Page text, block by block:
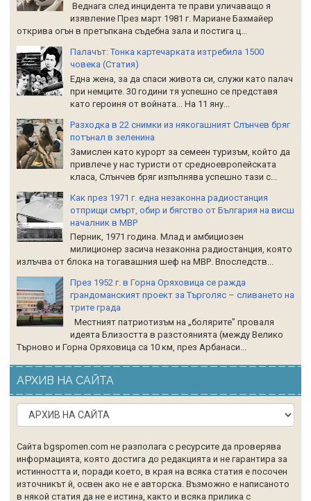
Веднага след инцидента те прави уличаващо я
изявление През март 1981 г. Мариане Бахмайер
открива огън в претъпкана съдебна зала и постига ц...
Палачът: Тонка картечарката изтребила 1500
човека (Статия)
Една жена, за да спаси живота си, служи като палач
при немците. 30 години тя успешно се представя
като героиня от войната... На 11 яну...
Разходка в 22 снимки из някогашният Слънчев бряг
потънал в зеленина
Замислен като курорт за семеен туризъм, който да
привлече у нас туристи от средноевропейската
класа, Слънчев бряг изпълнява успешно тази с...
Как през 1971 г. една незаконна радиостанция
отприщи смърт, обир и бягство от България на висш
началник в МВР
Перник, 1971 година. Млад и амбициозен
милиционер засича незаконна радиостанция, която
излъчва от блока на тогавашния шеф на МВР. Впоследств...
През 1952 г. в Горна Оряховица се ражда
грандоманският проект за Търголяс – сливането на
трите града
Местният патриотизъм на „болярите” проваля
идеята Близостта в разстоянията (между Велико
Търново и Горна Оряховица са 10 км, през Арбанаси...
АРХИВ НА САЙТА
Сайта bgspomen.com не разполага с ресурсите да проверява
информацията, която достига до редакцията и не гарантира за
истинността и, поради което, в края на всяка статия е посочен
източникът й, освен ако не е авторска. Възможно е написаното
в някой статия да не е истина, както и всяка прилика с